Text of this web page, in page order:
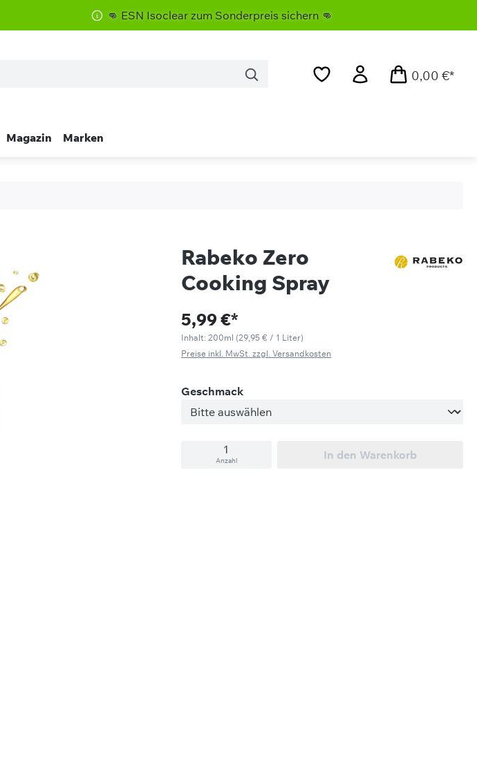
👊 ESN Isoclear zum Sonderpreis sichern 👊
0,00 €*
Magazin Marken
Rabeko Zero
Cooking Spray
5,99 €*
Inhalt: 200ml (29,95 € / 1 Liter)
Preise inkl. MwSt. zzgl. Versandkosten
Geschmackauswählen
Anzahl In den Warenkorb